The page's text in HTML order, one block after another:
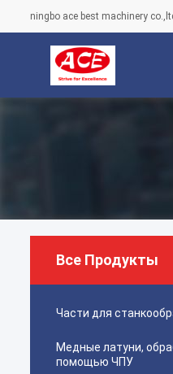
ningbo ace best machinery
Все Продукты
Части для
Медные латуни,
помощью ЧПУ